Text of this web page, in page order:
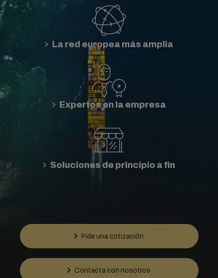
La red europea más amplia
Expertos en la empresa
Soluciones de principio a fin
Pide una cotización
Contacta con nosotros